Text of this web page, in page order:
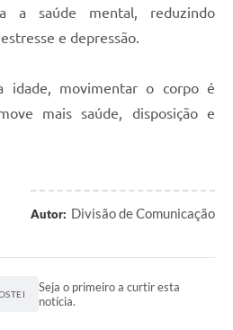
a saúde mental, reduzindo
e depressão.
idade, movimentar o corpo é
mais saúde, disposição e
Autor: Divisão de Comunicação
Seja o primeiro a curtir esta
notícia.